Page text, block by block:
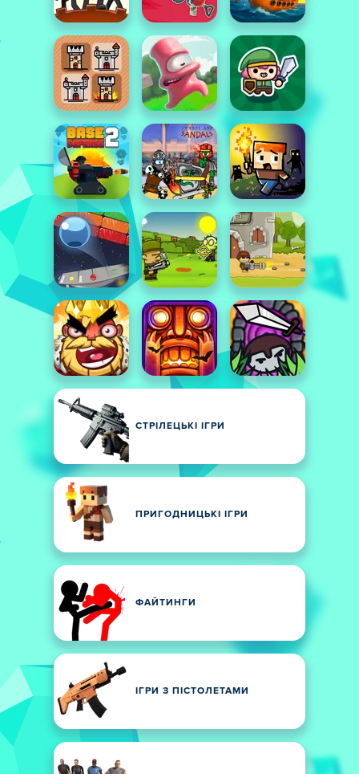
СТРІЛЕЦЬКІ ІГРИ
ПРИГОДНИЦЬКІ ІГРИ
ФАЙТИНГИ
ІГРИ З ПІСТОЛЕТАМИ